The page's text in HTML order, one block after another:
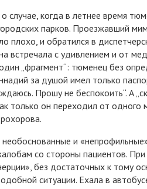
случае, когда в летнее время
парков. Проезжавший
плохо, и обратился в
встречала с удивлением и от
„фрагмент“: тюменец без
за душой имел только
Прошу не беспокоить“. А
только он переходил от одного
и
со стороны пациентов. При
без достаточных к тому
ситуации. Ехала в